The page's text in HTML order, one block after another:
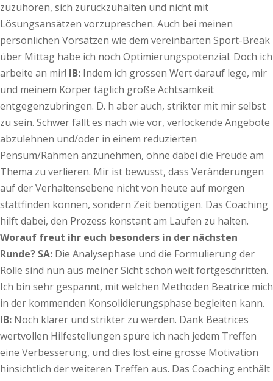
zuzuhören, sich zurückzuhalten und nicht mit
Lösungsansätzen vorzupreschen. Auch bei meinen
persönlichen Vorsätzen wie dem vereinbarten Sport-Break
über Mittag habe ich noch Optimierungspotenzial. Doch ich
arbeite an mir! IB: Indem ich grossen Wert darauf lege, mir
und meinem Körper täglich große Achtsamkeit
entgegenzubringen. D. h aber auch, strikter mit mir selbst
zu sein. Schwer fällt es nach wie vor, verlockende Angebote
abzulehnen und/oder in einem reduzierten
Pensum/Rahmen anzunehmen, ohne dabei die Freude am
Thema zu verlieren. Mir ist bewusst, dass Veränderungen
auf der Verhaltensebene nicht von heute auf morgen
stattfinden können, sondern Zeit benötigen. Das Coaching
hilft dabei, den Prozess konstant am Laufen zu halten.
Worauf freut ihr euch besonders in der nächsten
Runde? SA: Die Analysephase und die Formulierung der
Rolle sind nun aus meiner Sicht schon weit fortgeschritten.
Ich bin sehr gespannt, mit welchen Methoden Beatrice mich
in der kommenden Konsolidierungsphase begleiten kann.
IB: Noch klarer und strikter zu werden. Dank Beatrices
wertvollen Hilfestellungen spüre ich nach jedem Treffen
eine Verbesserung, und dies löst eine grosse Motivation
hinsichtlich der weiteren Treffen aus. Das Coaching enthält